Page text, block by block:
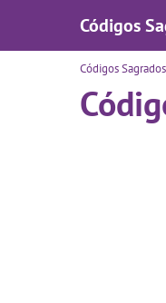
Códigos
Códigos